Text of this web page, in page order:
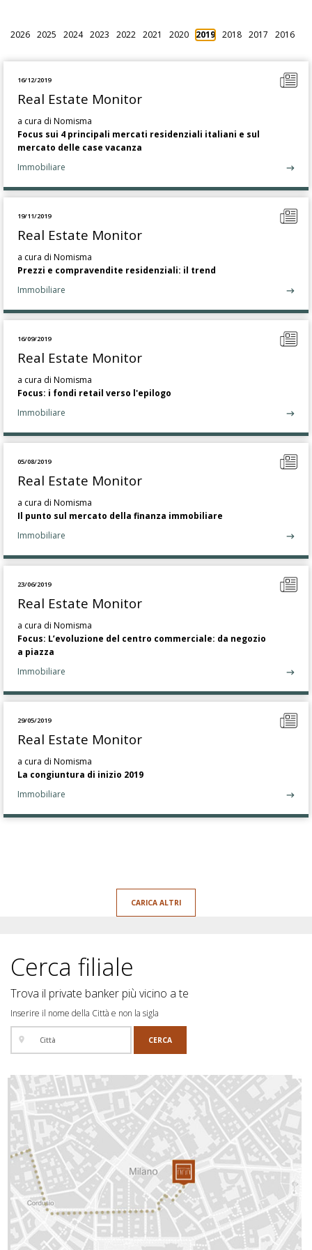
2026 2025 2024 2023 2022 2021 2020 2019 2018 2017 2016
16/12/2019
Real Estate Monitor
a cura di Nomisma
Focus sui 4 principali mercati residenziali italiani e sul
mercato delle case vacanza
Immobiliare
19/11/2019
Real Estate Monitor
a cura di Nomisma
Prezzi e compravendite residenziali: il trend
Immobiliare
16/09/2019
Real Estate Monitor
a cura di Nomisma
Focus: i fondi retail verso l'epilogo
Immobiliare
05/08/2019
Real Estate Monitor
a cura di Nomisma
Il punto sul mercato della finanza immobiliare
Immobiliare
23/06/2019
Real Estate Monitor
a cura di Nomisma
Focus: L’evoluzione del centro commerciale: da negozio
a piazza
Immobiliare
29/05/2019
Real Estate Monitor
a cura di Nomisma
La congiuntura di inizio 2019
Immobiliare
CARICA ALTRI
Cerca filiale
Trova il private banker più vicino a te
Inserire il nome della Città e non la sigla